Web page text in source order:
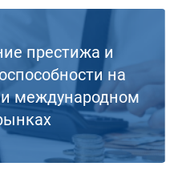
престижа и
на
международном